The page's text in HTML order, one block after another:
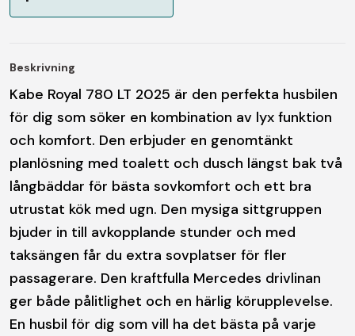
Beskrivning
Kabe Royal 780 LT 2025 är den perfekta husbilen
för dig som söker en kombination av lyx funktion
och komfort. Den erbjuder en genomtänkt
planlösning med toalett och dusch längst bak två
långbäddar för bästa sovkomfort och ett bra
utrustat kök med ugn. Den mysiga sittgruppen
bjuder in till avkopplande stunder och med
taksängen får du extra sovplatser för fler
passagerare. Den kraftfulla Mercedes drivlinan
ger både pålitlighet och en härlig körupplevelse.
En husbil för dig som vill ha det bästa på varje